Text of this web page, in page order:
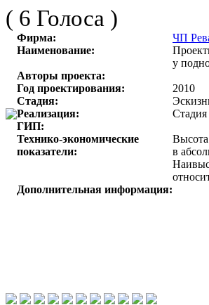
( 6 Голоса )
Фирма:
ЧП
Наименование:
у
Авторы проекта:
Год проектирования:
2010
Стадия:
Реализация:
Стадия
ГИП:
Технико-экономические
показатели:
в
Дополнительная информация: